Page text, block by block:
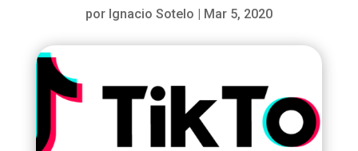
por Ignacio Sotelo | Mar 5, 2020